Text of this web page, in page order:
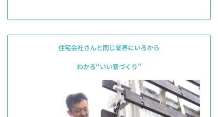
住宅会社さんと同じ業界にいるから
わかる“いい家づくり”